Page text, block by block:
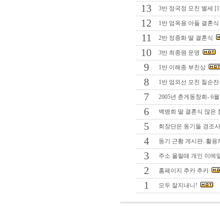
13 3반 정국정 모친 별세
12 1반 엄옥용 아들 결혼
11 2반 정종화 딸 결혼식
10 3반 최종원 운명
9 1반 이해종 부친상
8 1반 엄외선 모친 칠순
7 2005년 춘게동창회- 6
6 백병희 딸 결혼식 많은
5 회장단은 동기들 경조
4 동기 근황 게시판..활
3 주소 올릴때 개인 이메
2 홈페이지 추카 추카
1 모두 잘지내니!